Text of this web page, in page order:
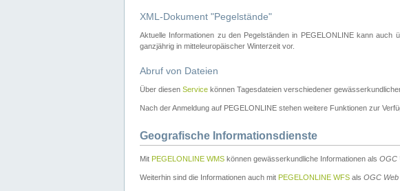
XML-Dokument "Pegelstände"
Aktuelle Informationen zu den Pegelständen in PEGELONLINE kann auch
ganzjährig in mitteleuropäischer Winterzeit vor.
Abruf von Dateien
Über diesen Service können Tagesdateien verschiedener
Nach der Anmeldung auf PEGELONLINE stehen weitere Funktionen zur
Geografische Informationsdienste
Mit PEGELONLINE WMS können gewässerkundliche Informationen als OGC
Weiterhin sind die Informationen auch mit PEGELONLINE WFS als OGC